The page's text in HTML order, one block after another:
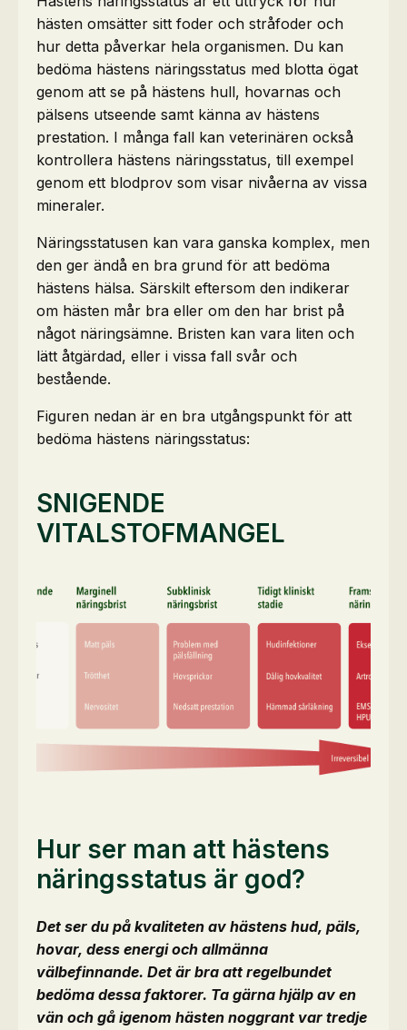
hästen omsätter sitt foder och stråfoder och
hur detta påverkar hela organismen. Du kan
bedöma hästens näringsstatus med blotta ögat
genom att se på hästens hull, hovarnas och
pälsens utseende samt känna av hästens
prestation. I många fall kan veterinären också
kontrollera hästens näringsstatus, till exempel
genom ett blodprov som visar nivåerna av vissa
mineraler.
Näringsstatusen kan vara ganska komplex, men
den ger ändå en bra grund för att bedöma
hästens hälsa. Särskilt eftersom den indikerar
om hästen mår bra eller om den har brist på
något näringsämne. Bristen kan vara liten och
lätt åtgärdad, eller i vissa fall svår och
bestående.
Figuren nedan är en bra utgångspunkt för att
bedöma hästens näringsstatus:
SNIGENDE
VITALSTOFMANGEL
Hur ser man att hästens
näringsstatus är god?
Det ser du på kvaliteten av hästens hud, päls,
hovar, dess energi och allmänna
välbefinnande. Det är bra att regelbundet
bedöma dessa faktorer. Ta gärna hjälp av en
vän och gå igenom hästen noggrant var tredje